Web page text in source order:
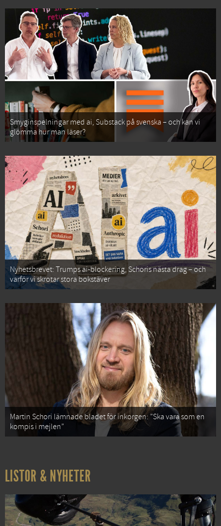
Smyginspelningar med ai, Substack på svenska – och kan vi
glömma hur man läser?
Nyhetsbrevet: Trumps ai-blockering, Schoris nästa drag – och
varför vi skrotar stora bokstäver
Martin Schori lämnade bladet för inkorgen: ”Ska vara som en
kompis i mejlen”
LISTOR & NYHETER